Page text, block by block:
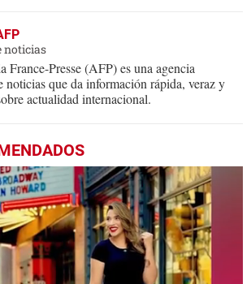
noticias
France-Presse (AFP) es una agencia
noticias que da información rápida, veraz y
actualidad internacional.